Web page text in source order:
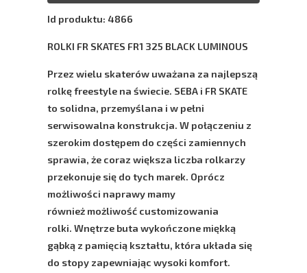
Id produktu: 4866
ROLKI FR SKATES FR1 325 BLACK LUMINOUS
Przez wielu skaterów uważana za najlepszą
rolkę freestyle na świecie. SEBA i FR SKATE
to solidna, przemyślana i w pełni
serwisowalna konstrukcja. W połączeniu z
szerokim dostępem do części zamiennych
sprawia, że coraz większa liczba rolkarzy
przekonuje się do tych marek. Oprócz
możliwości naprawy mamy
również możliwość customizowania
rolki. Wnętrze buta wykończone miękką
gąbką z pamięcią kształtu, która układa się
do stopy zapewniając wysoki komfort.